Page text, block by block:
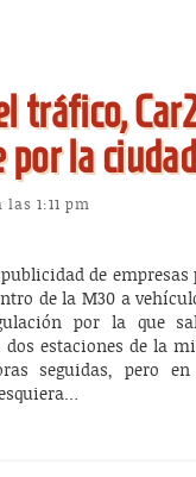
tráfico,
por la ciudad
las 1:11 pm
de
de la M30 a
por la que
estaciones de la
seguidas, pero